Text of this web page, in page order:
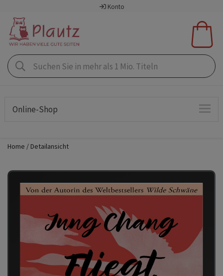
Konto
Online-Shop
Home Detailansicht